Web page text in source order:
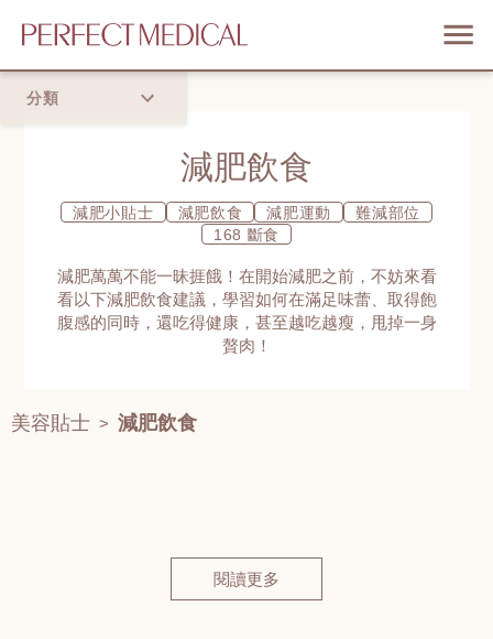
分類
減肥飲食
減肥小貼士 減肥飲食 減肥運動
難減部位
168 斷食
減肥萬萬不能一昧捱餓！在開始減肥之前，不妨來看
看以下減肥飲食建議，學習如何在滿足味蕾、取得飽
腹感的同時，還吃得健康，甚至越吃越瘦，甩掉一身
贅肉！
美容貼士 > 減肥飲食
閱讀更多